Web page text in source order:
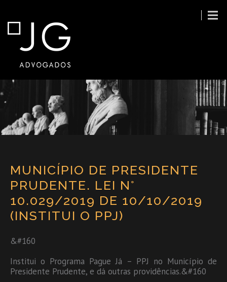
MUNICÍPIO DE PRESIDENTE
PRUDENTE. LEI N°
10.029/2019 DE 10/10/2019
(INSTITUI O PPJ)
&#160
Institui o Programa Pague Já – PPJ no Município de
Presidente Prudente, e dá outras providências.&#160